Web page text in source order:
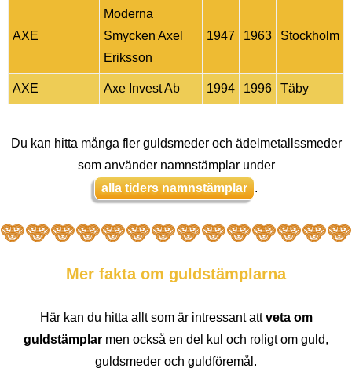
AXE
Moderna
Smycken Axel
Eriksson
1947 1963 Stockholm
AXE Axe Invest Ab 1994 1996 Täby
Du kan hitta många fler guldsmeder och ädelmetallssmeder
som använder namnstämplar under
alla tiders namnstämplar .
Mer fakta om guldstämplarna
Här kan du hitta allt som är intressant attveta om
guldstämplar men också en del kul och roligt om guld,
guldsmeder och guldföremål.